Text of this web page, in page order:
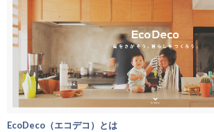
EcoDeco（エコデコ）とは